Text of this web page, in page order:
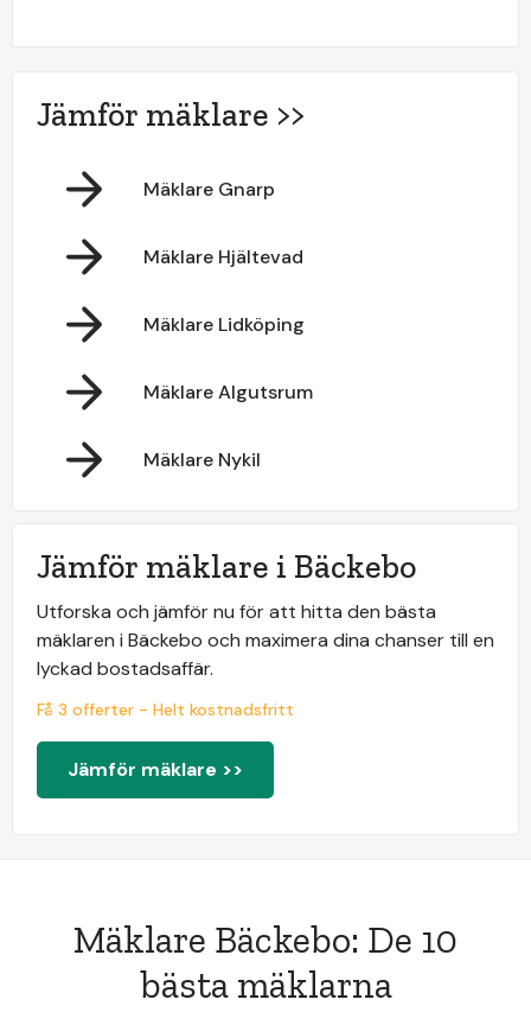
Jämför mäklare >>
Mäklare Gnarp
Mäklare Hjältevad
Mäklare Lidköping
Mäklare Algutsrum
Mäklare Nykil
Jämför mäklare i Bäckebo
Utforska och jämför nu för att hitta den bästa
mäklaren i Bäckebo och maximera dina chanser till en
lyckad bostadsaffär.
Få 3 offerter - Helt kostnadsfritt
Jämför mäklare >>
Mäklare Bäckebo: De 10
bästa mäklarna